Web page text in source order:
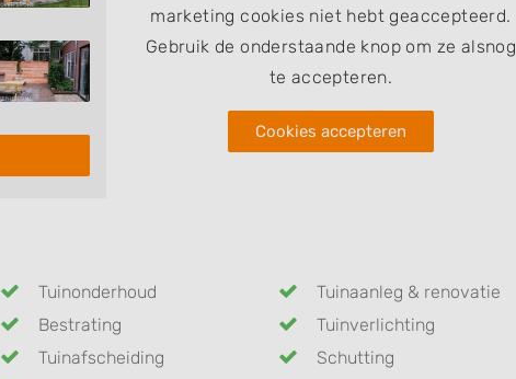
marketing cookies niet hebt geaccepteerd.
Gebruik de onderstaande knop om ze alsnog
te accepteren.
Cookies accepteren
Tuinonderhoud
Tuinaanleg & renovatie
Bestrating
Tuinverlichting
Tuinafscheiding
Schutting